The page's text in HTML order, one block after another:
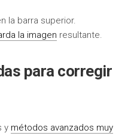
la barra superior.
la imagen resultante.
para corregir
y métodos avanzados muy